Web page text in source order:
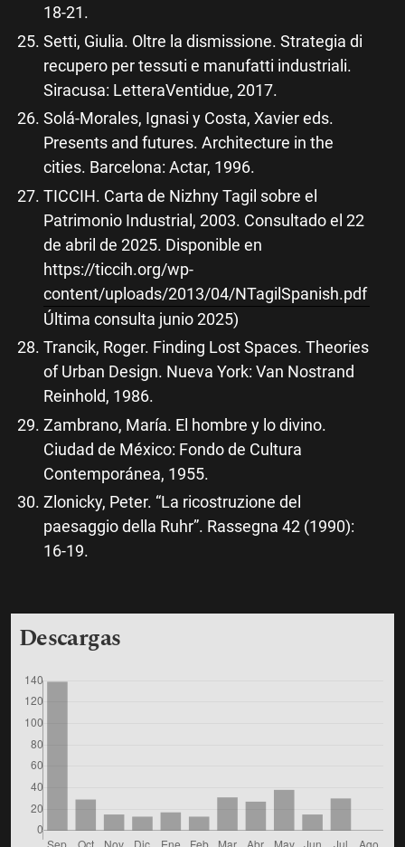
18-21.
Setti, Giulia. Oltre la dismissione. Strategia di
recupero per tessuti e manufatti industriali.
Siracusa: LetteraVentidue, 2017.
Solá-Morales, Ignasi y Costa, Xavier eds.
Presents and futures. Architecture in the
cities. Barcelona: Actar, 1996.
TICCIH. Carta de Nizhny Tagil sobre el
Patrimonio Industrial, 2003. Consultado el 22
de abril de 2025. Disponible en
https://ticcih.org/wp-
content/uploads/2013/04/NTagilSpanish.pdf
Última consulta junio 2025)
Trancik, Roger. Finding Lost Spaces. Theories
of Urban Design. Nueva York: Van Nostrand
Reinhold, 1986.
Zambrano, María. El hombre y lo divino.
Ciudad de México: Fondo de Cultura
Contemporánea, 1955.
Zlonicky, Peter. “La ricostruzione del
paesaggio della Ruhr”. Rassegna 42 (1990):
16-19.
Descargas